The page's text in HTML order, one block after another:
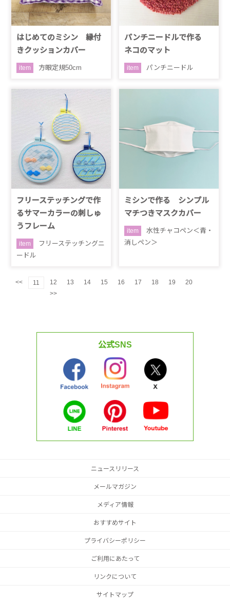
はじめてのミシン 縁付
きクッションカバー
item 方眼定規50cm
パンチニードルで作る
ネコのマット
item パンチニードル
フリーステッチングで作
るサマーカラーの刺しゅ
うフレーム
item
フリーステッチングニ
ードル
ミシンで作る シンプル
マチつきマスクカバー
item
水性チャコペン＜青・
消しペン＞
<< 11 12 13 14 15 16 17 18 19
20
>>
公式SNS
ニュースリリース
メールマガジン
メディア情報
おすすめサイト
プライバシーポリシー
ご利用にあたって
リンクについて
サイトマップ